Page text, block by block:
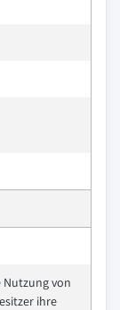
von
ihre